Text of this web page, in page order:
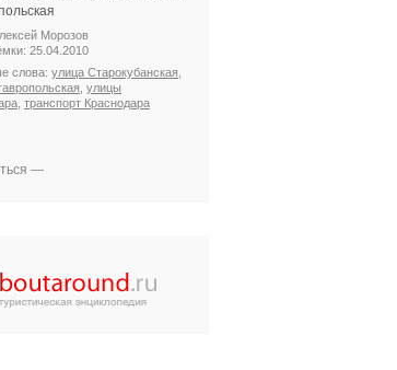
Морозов
25.04.2010
слова: улица Старокубанская
улицы
транспорт Краснодара
—